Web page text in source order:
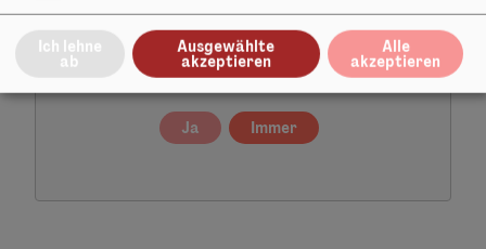
Möchten Sie vonVimeobereitgestellte externe
Inhalte laden?
Ja Immer
Ich lehne
ab
Ausgewählte
akzeptieren
Alle
akzeptieren